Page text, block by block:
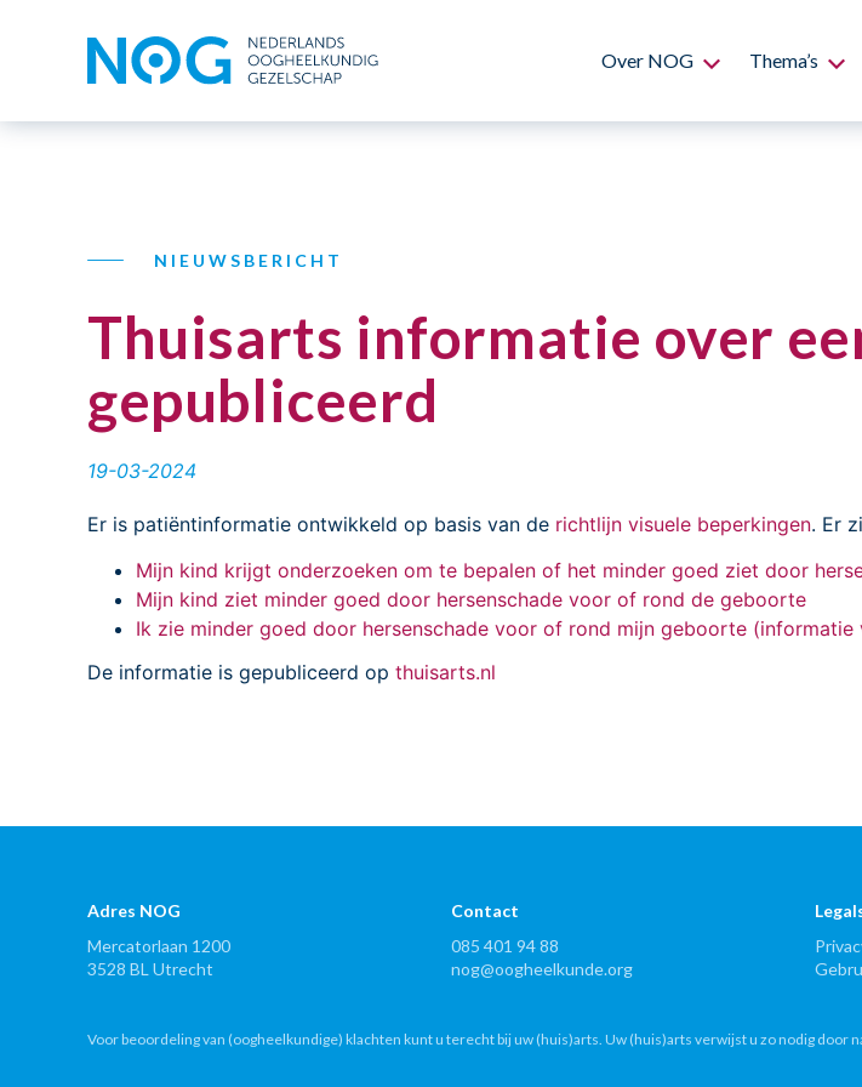
Over NOG Thema’s
NIEUWSBERICHT
Thuisarts informatie over
gepubliceerd
19-03-2024
Er is patiëntinformatie ontwikkeld op basis van de richtlijn visuele beperkingen. Er
Mijn kind krijgt onderzoeken om te bepalen of het minder goed ziet door
Mijn kind ziet minder goed door hersenschade voor of rond de geboorte
Ik zie minder goed door hersenschade voor of rond mijn geboorte (informatie
De informatie is gepubliceerd op thuisarts.nl
Adres NOG
Mercatorlaan 1200
3528 BL Utrecht
Contact
085 401 94 88
nog@oogheelkunde.org
Voor beoordeling van (oogheelkundige) klachten kunt u terecht bij uw (huis)arts. Uw (huis)arts verwijst u zo nodig door